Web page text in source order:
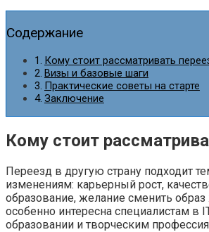
Содержание
Кому стоит рассматривать
Визы и базовые шаги
Практические советы на старте
Заключение
Кому стоит
Переезд в другую страну подходит
изменениям: карьерный рост,
образование, желание сменить
особенно интересна специалистам в
образовании и творческим